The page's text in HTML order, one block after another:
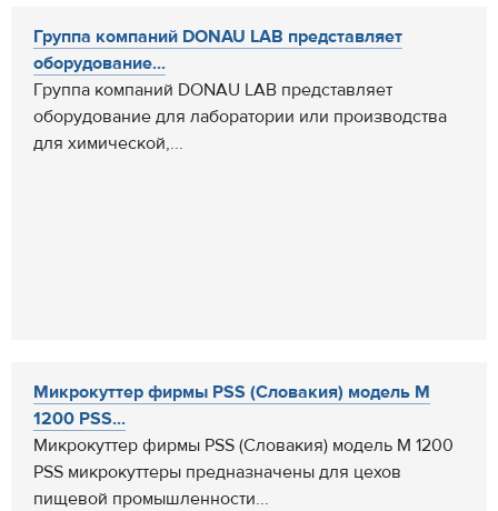
Группа компаний DONAU LAB представляет
оборудование...
Группа компаний DONAU LAB представляет
оборудование для лаборатории или производства
для химической,...
Микрокуттер фирмы PSS (Словакия) модель M
1200 PSS...
Микрокуттер фирмы PSS (Словакия) модель M 1200
PSS микрокуттеры предназначены для цехов
пищевой промышленности...